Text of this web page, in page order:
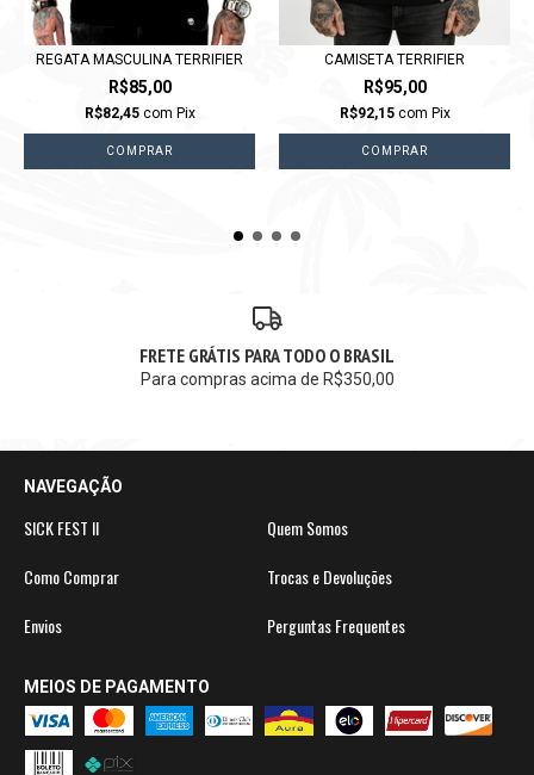
REGATA MASCULINA TERRIFIER
R$85,00
R$82,45 com Pix
COMPRAR
CAMISETA TERRIFIER
R$95,00
R$92,15 com Pix
COMPRAR
FRETE GRÁTIS PARA TODO O BRASIL
Para compras acima de R$350,00
NAVEGAÇÃO
SICK FEST II
Quem Somos
Como Comprar
Trocas e Devoluções
Envios
Perguntas Frequentes
MEIOS DE PAGAMENTO